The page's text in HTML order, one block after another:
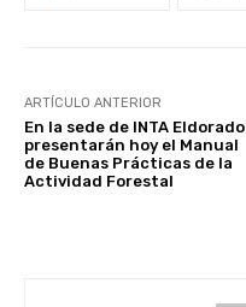
ARTÍCULO ANTERIOR
En la sede de INTA Eldorado
presentarán hoy el Manual
de Buenas Prácticas de la
Actividad Forestal